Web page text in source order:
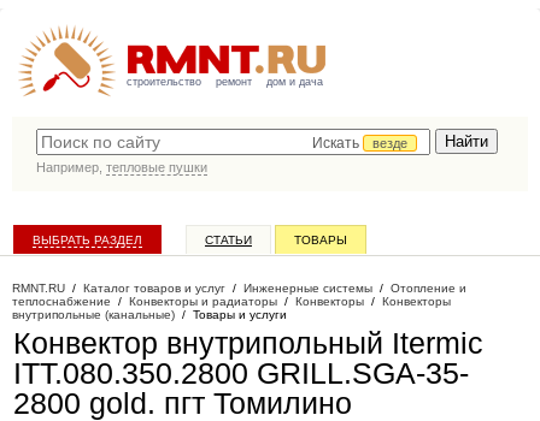
строительство ремонт дом и дача
Искать
везде
Например, тепловые пушки
ВЫБРАТЬ РАЗДЕЛ СТАТЬИ ТОВАРЫ
RMNT.RU / Каталог товаров и услуг / Инженерные системы / Отопление и
теплоснабжение / Конвекторы и радиаторы / Конвекторы / Конвекторы
внутрипольные (канальные) / Товары и услуги
Конвектор внутрипольный Itermic
ITT.080.350.2800 GRILL.SGA-35-
2800 gold. пгт Томилино